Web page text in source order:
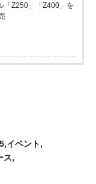
「Z250」「Z400」を
イベント
ス